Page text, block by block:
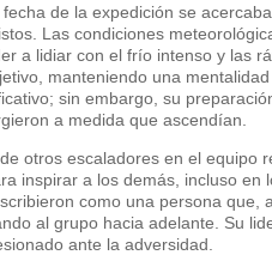
de la expedición se
Las condiciones
a lidiar con el frío intenso y las
manteniendo una
sin embargo, su
a medida que ascendían.
otros escaladores en el equipo
inspirar a los demás, incluso
como una persona que,
al grupo hacia adelante. Su
ante la adversidad.